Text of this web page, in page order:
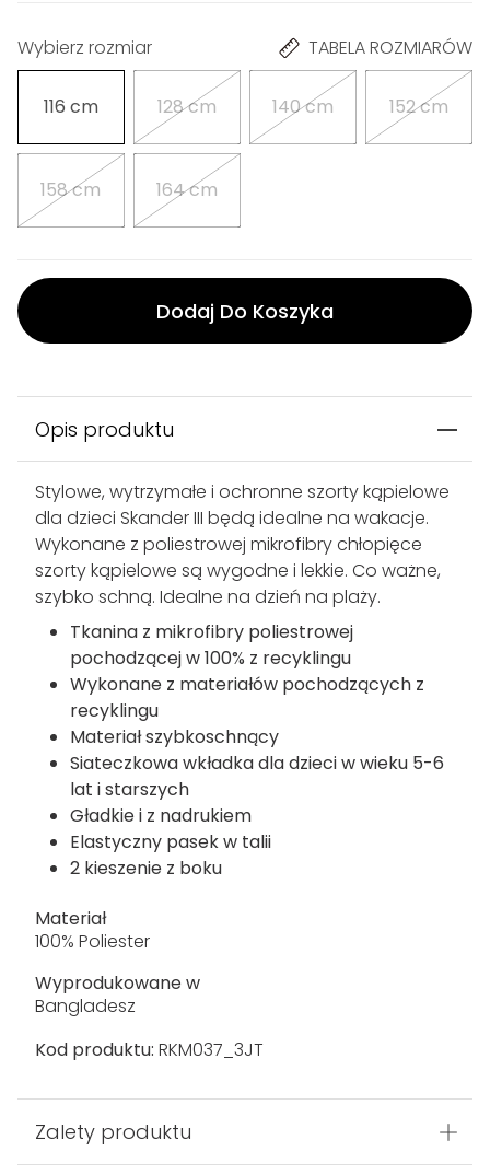
Wybierz rozmiar TABELA ROZMIARÓW
116 cm 128 cm 140 cm 152 cm
158 cm 164 cm
Dodaj Do Koszyka
Opis produktu
Stylowe, wytrzymałe i ochronne szorty kąpielowe
dla dzieci Skander III będą idealne na wakacje.
Wykonane z poliestrowej mikrofibry chłopięce
szorty kąpielowe są wygodne i lekkie. Co ważne,
szybko schną. Idealne na dzień na plaży.
Tkanina z mikrofibry poliestrowej
pochodzącej w 100% z recyklingu
Wykonane z materiałów pochodzących z
recyklingu
Materiał szybkoschnący
Siateczkowa wkładka dla dzieci w wieku 5-6
lat i starszych
Gładkie i z nadrukiem
Elastyczny pasek w talii
2 kieszenie z boku
Materiał
100% Poliester
Wyprodukowane w
Bangladesz
Kod produktu: RKM037_3JT
Zalety produktu